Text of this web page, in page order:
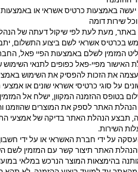
באמצעות כרטיס אשראי או באמצעות
שירות דומה
באתר, מעת לעת לפי שיקול דעתה של
בכרטיס אשראי לשם ביצוע התשלום,
המזמין לשלם באמצעות הפיי פאל,
האישור מפיי-פאל כפופים לתנאי
את הזכות להפסיק את השימוש
על סוגי כרטיסי אשראי שונים או
בטופס ההזמנה המקוון, ישלח אל
הנהלת האתר לספק את המוצרים
תבצע הנהלת האתר בדיקה של אמצעי
השירות.
על ידי חברת האשראי או על ידי
האתר תיצור קשר עם המזמין לשם
בהימצאות המוצר הנרכש במלאי